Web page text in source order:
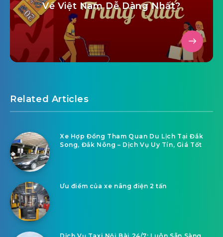
Về Việt Nam Dễ Dàng Nhất?
Related Articles
Xe Hợp Đồng Tham Quan Du Lịch Tại Đắk
Song, Đắk Nông – Dịch Vụ Uy Tín, Giá Tốt
Ưu điểm của xe nâng điện 2 tấn